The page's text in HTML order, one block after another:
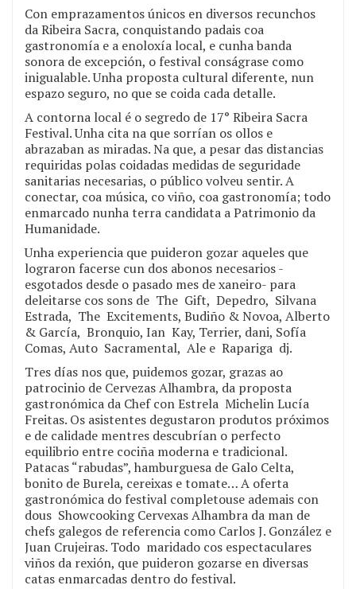
Con emprazamentos únicos en diversos recunchos
da Ribeira Sacra, conquistando padais coa
gastronomía e a enoloxía local, e cunha banda
sonora de excepción, o festival conságrase como
inigualable. Unha proposta cultural diferente, nun
espazo seguro, no que se coida cada detalle.
A contorna local é o segredo de 17° Ribeira Sacra
Festival. Unha cita na que sorrían os ollos e
abrazaban as miradas. Na que, a pesar das distancias
requiridas polas coidadas medidas de seguridade
sanitarias necesarias, o público volveu sentir. A
conectar, coa música, co viño, coa gastronomía; todo
enmarcado nunha terra candidata a Patrimonio da
Humanidade.
Unha experiencia que puideron gozar aqueles que
lograron facerse cun dos abonos necesarios -
esgotados desde o pasado mes de xaneiro- para
deleitarse cos sons de The Gift, Depedro, Silvana
Estrada, The Excitements, Budiño & Novoa, Alberto
& García, Bronquio, Ian Kay, Terrier, dani, Sofía
Comas, Auto Sacramental, Ale e Rapariga dj.
Tres días nos que, puidemos gozar, grazas ao
patrocinio de Cervezas Alhambra, da proposta
gastronómica da Chef con Estrela Michelin Lucía
Freitas. Os asistentes degustaron produtos próximos
e de calidade mentres descubrían o perfecto
equilibrio entre cociña moderna e tradicional.
Patacas “rabudas”, hamburguesa de Galo Celta,
bonito de Burela, cereixas e tomate… A oferta
gastronómica do festival completouse ademais con
dous Showcooking Cervexas Alhambra da man de
chefs galegos de referencia como Carlos J. González e
Juan Crujeiras. Todo maridado cos espectaculares
viños da rexión, que puideron gozarse en diversas
catas enmarcadas dentro do festival.